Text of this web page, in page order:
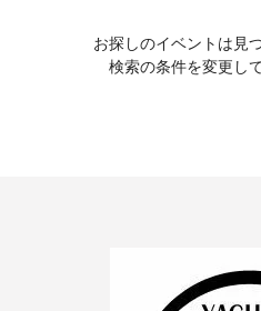
お探しのイベントは見
検索の条件を変更し